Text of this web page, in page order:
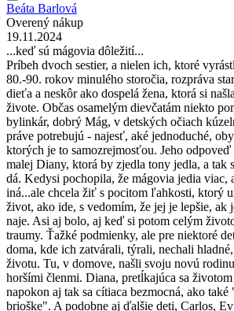
Beáta Barlová
Overený nákup
19.11.2024
...keď sú mágovia dôležití...
Príbeh dvoch sestier, a nielen ich, ktoré
80.-90. rokov minulého storočia, rozpráva
dieťa a neskôr ako dospelá žena, ktorá si
živote. Občas osamelým dievčatám niekto
bylinkár, dobrý Mág, v detských očiach
práve potrebujú - najesť, aké jednoduché,
ktorých je to samozrejmosťou. Jeho odpoveď
malej Diany, ktorá by zjedla tony jedla, a tak
dá. Kedysi pochopila, že mágovia jedia viac,
iná...ale chcela žiť s pocitom ľahkosti, ktorý
život, ako ide, s vedomím, že jej je lepšie, ak
naje. Asi aj bolo, aj keď si potom celým
traumy. Ťažké podmienky, ale pre niektoré
doma, kde ich zatvárali, týrali, nechali hladné,
životu. Tu, v domove, našli svoju novú
horšími členmi. Diana, pretĺkajúca sa životom
napokon aj tak sa cítiaca bezmocná, ako
brioške". A podobne aj ďalšie deti, Carlos,